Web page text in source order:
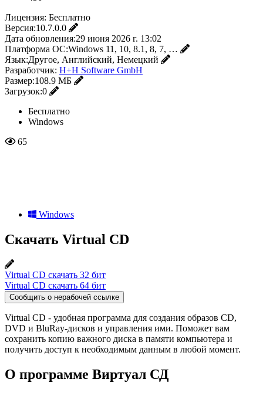
Лицензия: Бесплатно
Версия:10.7.0.0
Дата обновления:29 июня 2026 г. 13:02
Платформа ОС:Windows 11, 10, 8.1, 8, 7, …
Язык:Другое, Английский, Немецкий
Разработчик: H+H Software GmbH
Размер:108.9 МБ
Загрузок:0
Бесплатно
Windows
65
Windows
Скачать Virtual CD
Virtual CD скачать 32 бит
Virtual CD скачать 64 бит
Сообщить о нерабочей ссылке
Virtual CD - удобная программа для создания образов CD,
DVD и BluRay-дисков и управления ими. Поможет вам
сохранить копию важного диска в памяти компьютера и
получить доступ к необходимым данным в любой момент.
О программе Виртуал СД